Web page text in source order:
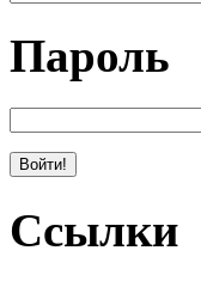
Пароль
Ссылки